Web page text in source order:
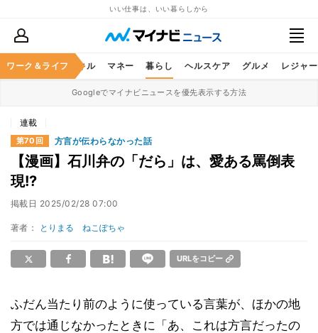
いい仕事は、いい暮らしから
ワーク＆ライフ
ア ビジネススキル マネー 暮らし ヘルスケア グルメ レジャー
Googleでマイナビニュースを優先表示する方法
連載
第70回 方言が伝わらなかった話
【漫画】石川弁の「だら」は、愛ある罵倒表
現!?
掲載日 2025/02/28 07:00
著者： とりまる ねこぽちゃ
URLをコピー
ふだん当たり前のように使っている言葉が、ほかの地
方では通じなかったときに「あ、これは方言だったの